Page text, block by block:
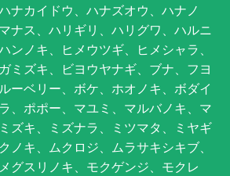
ナカイドウ、ハナズオウ、ハナノ
ナス、ハリギリ、ハリグワ、ハルニ
ンノキ、ヒメウツギ、ヒメシャラ、
ミズキ、ビヨウヤナギ、ブナ、フヨ
ーベリー、ボケ、ホオノキ、ボダイ
、ポポー、マユミ、マルバノキ、マ
ズキ、ミズナラ、ミツマタ、ミヤギ
ノキ、ムクロジ、ムラサキシキブ、
グスリノキ、モクゲンジ、モクレ